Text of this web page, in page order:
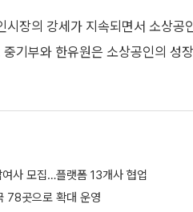
장의 강세가 지속되면서 소상공
기부와 한유원은 소상공인의 성
사 모집…플랫폼 13개사 협업
78곳으로 확대 운영